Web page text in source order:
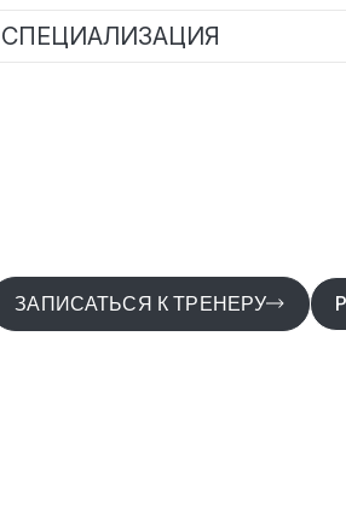
Дипломированный специалист
СПЕЦИАЛИЗАЦИЯ
ЗАПИСАТЬСЯ К ТРЕНЕРУ